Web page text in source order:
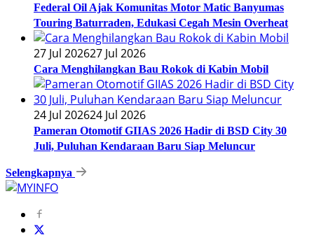
Federal Oil Ajak Komunitas Motor Matic Banyumas
Touring Baturraden, Edukasi Cegah Mesin Overheat
27 Jul 202627 Jul 2026
Cara Menghilangkan Bau Rokok di Kabin Mobil
24 Jul 202624 Jul 2026
Pameran Otomotif GIIAS 2026 Hadir di BSD City 30
Juli, Puluhan Kendaraan Baru Siap Meluncur
Selengkapnya